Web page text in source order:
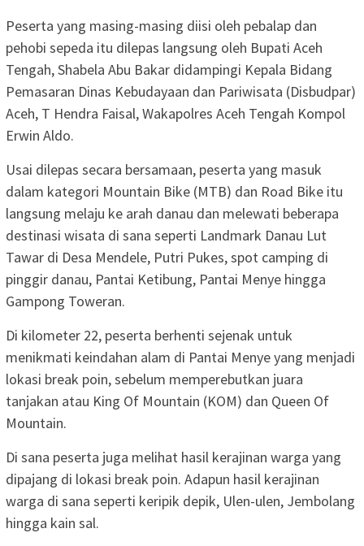
Peserta yang masing-masing diisi oleh pebalap dan
pehobi sepeda itu dilepas langsung oleh Bupati Aceh
Tengah, Shabela Abu Bakar didampingi Kepala Bidang
Pemasaran Dinas Kebudayaan dan Pariwisata (Disbudpar)
Aceh, T Hendra Faisal, Wakapolres Aceh Tengah Kompol
Erwin Aldo.
Usai dilepas secara bersamaan, peserta yang masuk
dalam kategori Mountain Bike (MTB) dan Road Bike itu
langsung melaju ke arah danau dan melewati beberapa
destinasi wisata di sana seperti Landmark Danau Lut
Tawar di Desa Mendele, Putri Pukes, spot camping di
pinggir danau, Pantai Ketibung, Pantai Menye hingga
Gampong Toweran.
Di kilometer 22, peserta berhenti sejenak untuk
menikmati keindahan alam di Pantai Menye yang menjadi
lokasi break poin, sebelum memperebutkan juara
tanjakan atau King Of Mountain (KOM) dan Queen Of
Mountain.
Di sana peserta juga melihat hasil kerajinan warga yang
dipajang di lokasi break poin. Adapun hasil kerajinan
warga di sana seperti keripik depik, Ulen-ulen, Jembolang
hingga kain sal.